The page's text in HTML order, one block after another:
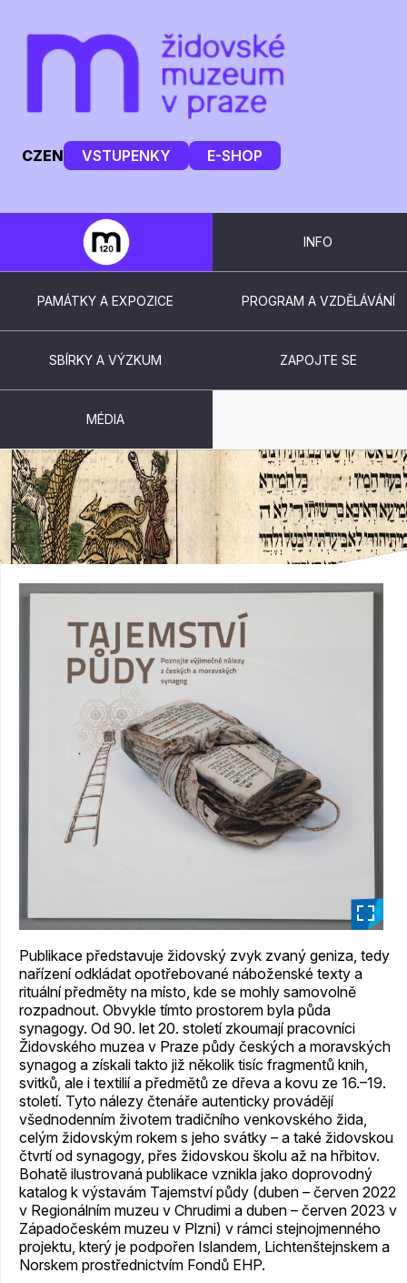
CZEN VSTUPENKY E-SHOP
INFO
PAMÁTKY A EXPOZICE PROGRAM A VZDĚLÁVÁNÍ
SBÍRKY A VÝZKUM ZAPOJTE SE
MÉDIA
TAJEMSTVÍ PŮDY
Publikace představuje židovský zvyk zvaný geniza, tedy
nařízení odkládat opotřebované náboženské texty a
rituální předměty na místo, kde se mohly samovolně
rozpadnout. Obvykle tímto prostorem byla půda
synagogy. Od 90. let 20. století zkoumají pracovníci
Židovského muzea v Praze půdy českých a moravských
synagog a získali takto již několik tisíc fragmentů knih,
svitků, ale i textilií a předmětů ze dřeva a kovu ze 16.–19.
století. Tyto nálezy čtenáře autenticky provádějí
všednodenním životem tradičního venkovského žida,
celým židovským rokem s jeho svátky – a také židovskou
čtvrtí od synagogy, přes židovskou školu až na hřbitov.
Bohatě ilustrovaná publikace vznikla jako doprovodný
katalog k výstavám Tajemství půdy (duben – červen 2022
v Regionálním muzeu v Chrudimi a duben – červen 2023 v
Západočeském muzeu v Plzni) v rámci stejnojmenného
projektu, který je podpořen Islandem, Lichtenštejnskem a
Norskem prostřednictvím Fondů EHP.